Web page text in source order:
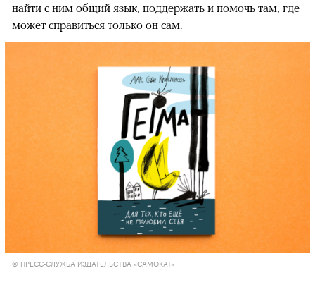
найти с ним общий язык, поддержать и помочь там, где
может справиться только он сам.
© ПРЕСС-СЛУЖБА ИЗДАТЕЛЬСТВА «САМОКАТ»